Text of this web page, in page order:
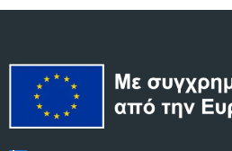
English
Deutsch
Polski